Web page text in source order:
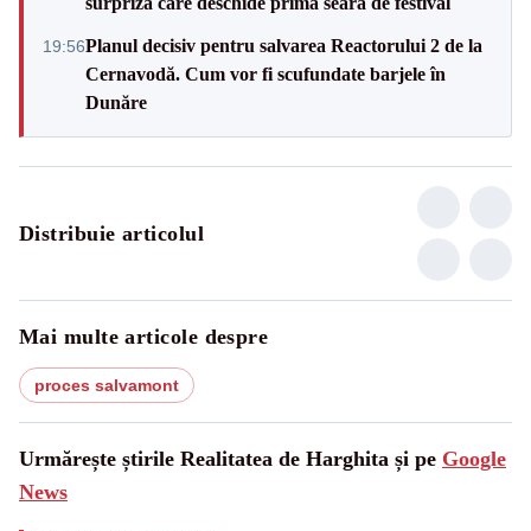
19:56Planul decisiv pentru salvarea Reactorului 2 de la
Cernavodă. Cum vor fi scufundate barjele în
Dunăre
Distribuie articolul
Mai multe articole despre
proces salvamont
Urmărește știrile Realitatea de Harghita și pe Google
News